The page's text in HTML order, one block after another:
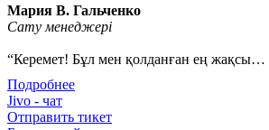
Мария В. Гальченко
Сату менеджері
“Керемет! Бұл мен қолданған ең жақсы…
Подробнее
Jivo - чат
Отправить тикет